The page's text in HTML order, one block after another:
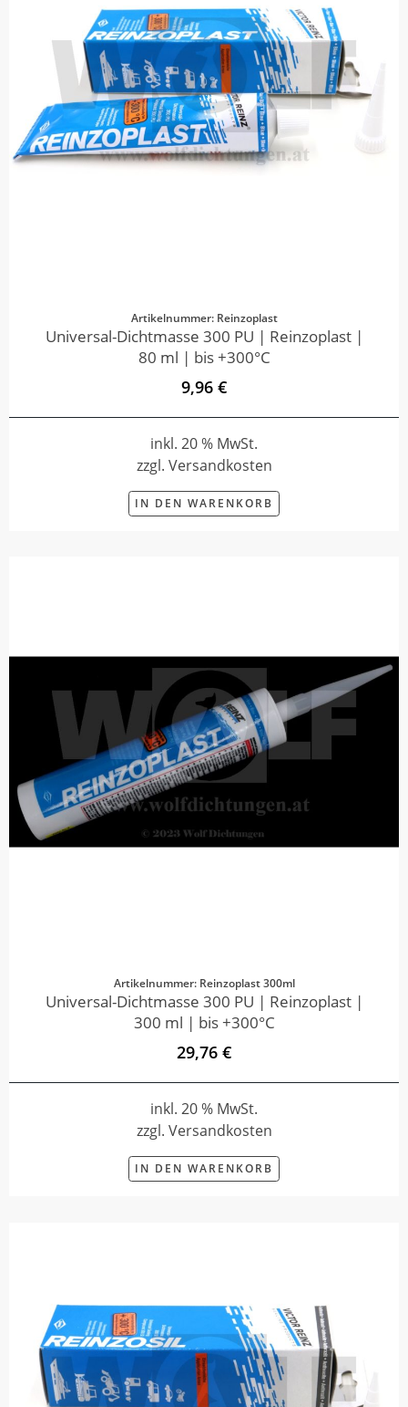
Artikelnummer: Reinzoplast
Universal-Dichtmasse 300 PU | Reinzoplast |
80 ml | bis +300°C
9,96 €
inkl. 20 % MwSt.
zzgl. Versandkosten
IN DEN WARENKORB
Artikelnummer: Reinzoplast 300ml
Universal-Dichtmasse 300 PU | Reinzoplast |
300 ml | bis +300°C
29,76 €
inkl. 20 % MwSt.
zzgl. Versandkosten
IN DEN WARENKORB